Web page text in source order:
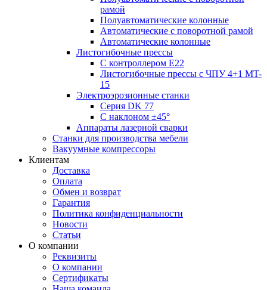
рамой
Полуавтоматические колонные
Автоматические с поворотной рамой
Автоматические колонные
Листогибочные прессы
С контроллером E22
Листогибочные прессы с ЧПУ 4+1 MT-
15
Электроэрозионные станки
Серия DK 77
С наклоном ±45°
Аппараты лазерной сварки
Станки для производства мебели
Вакуумные компрессоры
Клиентам
Доставка
Оплата
Обмен и возврат
Гарантия
Политика конфиденциальности
Новости
Статьи
О компании
Реквизиты
О компании
Сертификаты